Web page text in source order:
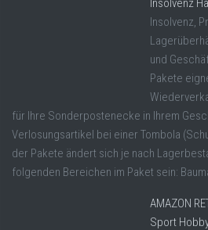
Insolvenz
Insolvenz,
und
Pakete
für Ihre Sonderpostenecke in Ihrem
Verlosungsartikel bei einer Tombola
der Pakete ändert sich je nach
folgenden Bereichen im Paket sein:
AMAZON
Sport